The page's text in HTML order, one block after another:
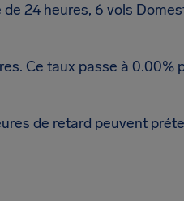
24 heures, 6 vols
Ce taux passe à 0.00%
de retard peuvent